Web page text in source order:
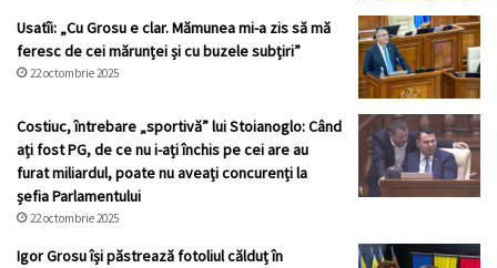
Usatîi: „Cu Grosu e clar. Mămunea mi-a zis să mă
feresc de cei mărunței și cu buzele subțiri”
22 octombrie 2025
Costiuc, întrebare „sportivă” lui Stoianoglo: Când
ați fost PG, de ce nu i-ați închis pe cei are au
furat miliardul, poate nu aveați concurenți la
șefia Parlamentului
22 octombrie 2025
Igor Grosu își păstrează fotoliul călduț în